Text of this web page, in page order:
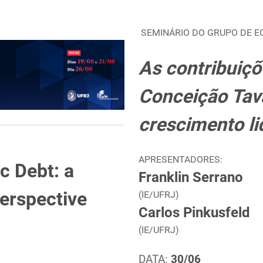
Debt: a
SEMINÁRIO DO GRUPO DE
As
Conceição
crescimento
APRESENTADORES:
Franklin Serrano
(IE/UFRJ)
Carlos Pinkusfeld
(IE/UFRJ)
DATA: 30/06